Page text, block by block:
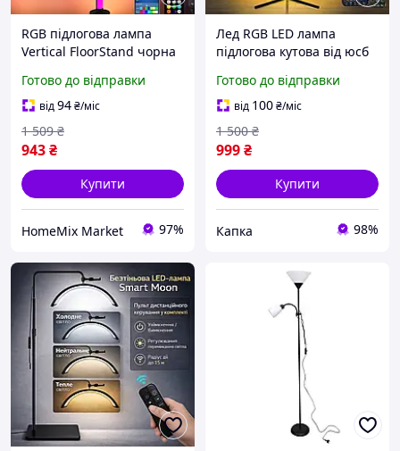
RGB підлогова лампа
Vertical FloorStand чорна
створення затишної
атмосфери з пультом
керування
Готово до відправки
від94₴/міс
943₴
1 509 ₴
Купити
HomeMix Market 97%
Лед RGB LED лампа
підлогова кутова від юсб
USB для дому в спальню
торшер з пультом та
додатком 1.2 м різн
Готово до відправки
від 100₴/міс
999₴
1 500 ₴
Купити
Капка 98%